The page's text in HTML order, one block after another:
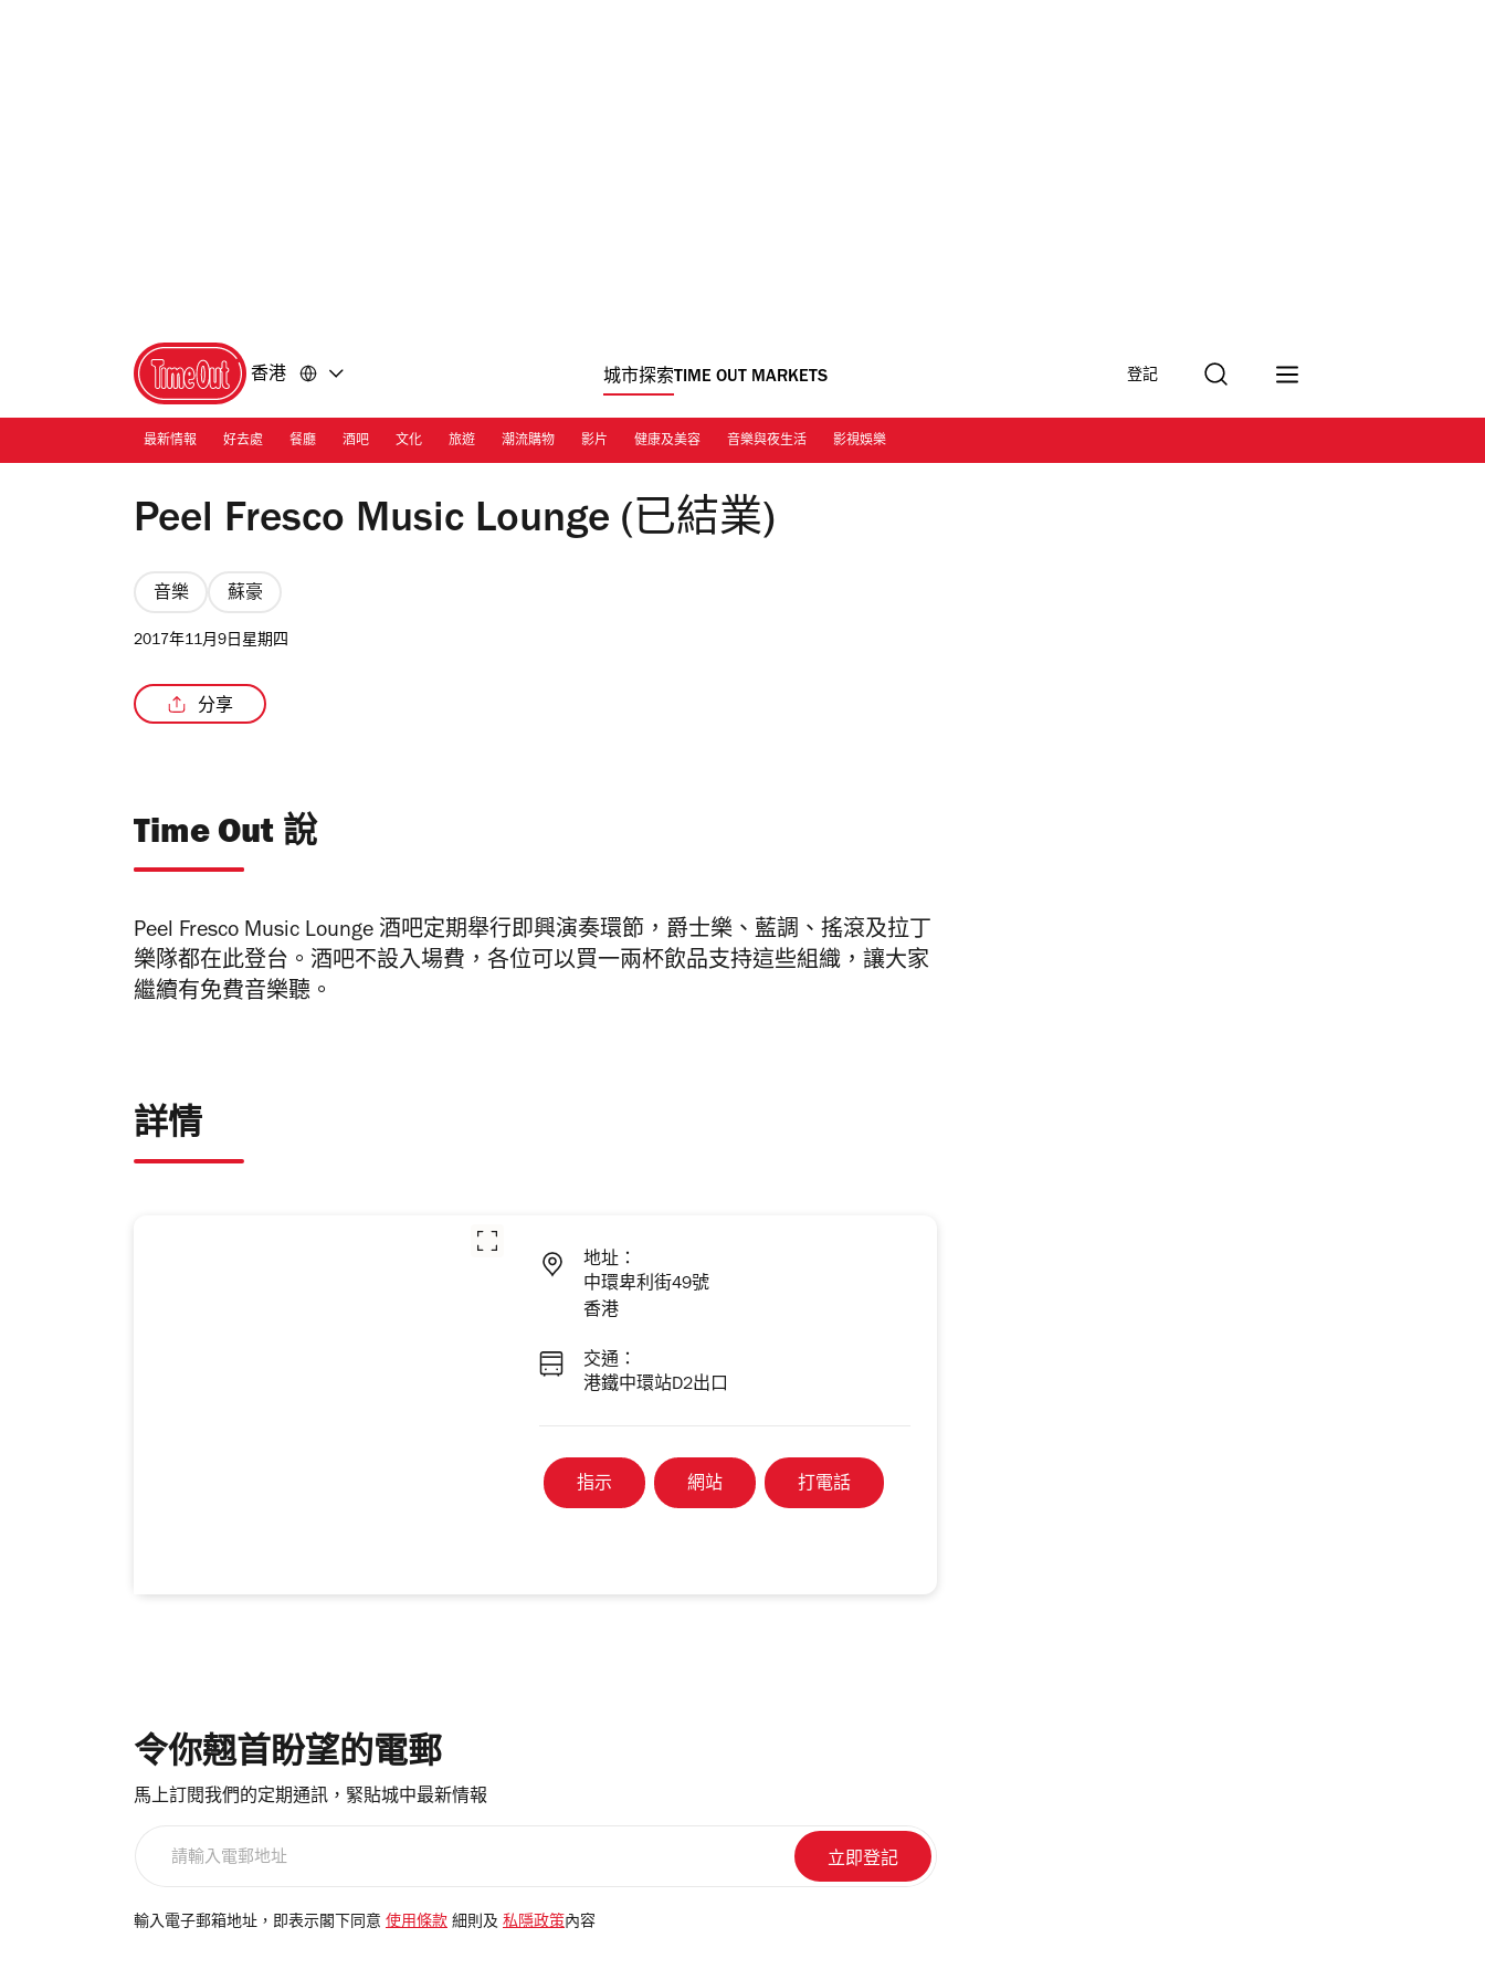
香港 城市探索TIME OUT MARKETS 登記
最新情報 好去處 餐廳 酒吧 文化 旅遊 潮流購物 影片 健康及美容 音樂與夜生活 影視娛樂
Peel Fresco Music Lounge (已結業)
音樂 蘇豪
2017年11月9日星期四
分享
Time Out 說
Peel Fresco Music Lounge 酒吧定期舉行即興演奏環節，爵士樂、藍調、搖滾及拉丁
樂隊都在此登台。酒吧不設入場費，各位可以買一兩杯飲品支持這些組織，讓大家
繼續有免費音樂聽。
詳情
地址：
中環卑利街49號
香港
交通：
港鐵中環站D2出口
指示 網站 打電話
令你翹首盼望的電郵
馬上訂閱我們的定期通訊，緊貼城中最新情報
電
輸入電子郵箱地址，即表示閣下同意 使用條款 細則及 私隱政策 內容